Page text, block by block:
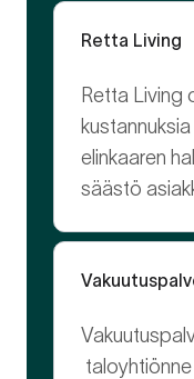
Retta Living
Retta Living
elinkaaren
säästö